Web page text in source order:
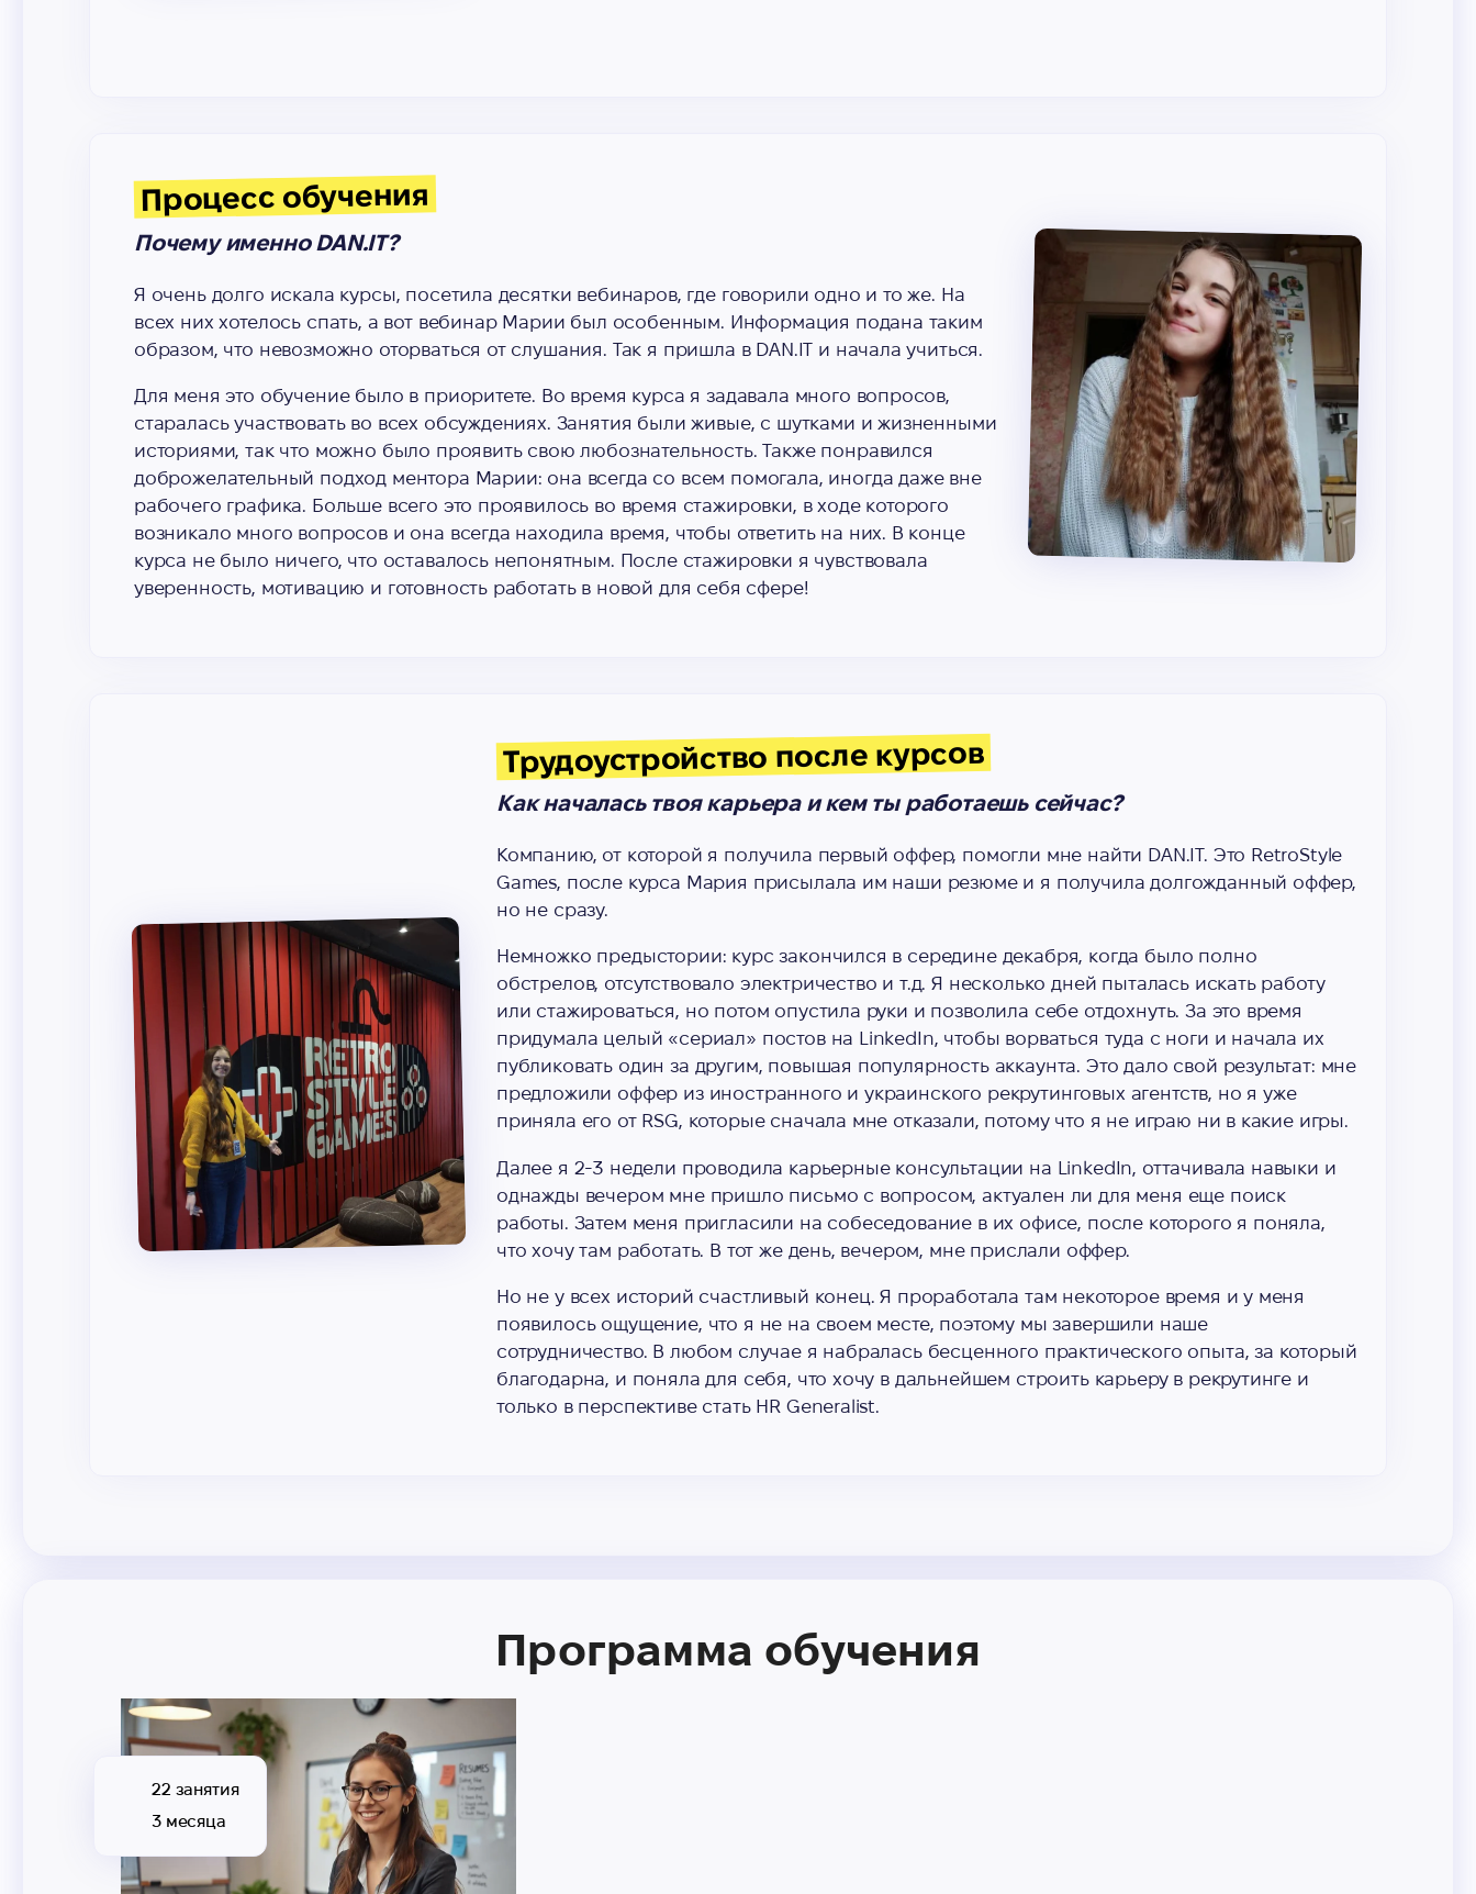
Процесс обучения
Почему именно DAN.IT?
Я очень долго искала курсы, посетила десятки вебинаров, где говорили одно и то же. На
всех них хотелось спать, а вот вебинар Марии был особенным. Информация подана таким
образом, что невозможно оторваться от слушания. Так я пришла в DAN.IT и начала учиться.
Для меня это обучение было в приоритете. Во время курса я задавала много вопросов,
старалась участвовать во всех обсуждениях. Занятия были живые, с шутками и жизненными
историями, так что можно было проявить свою любознательность. Также понравился
доброжелательный подход ментора Марии: она всегда со всем помогала, иногда даже вне
рабочего графика. Больше всего это проявилось во время стажировки, в ходе которого
возникало много вопросов и она всегда находила время, чтобы ответить на них. В конце
курса не было ничего, что оставалось непонятным. После стажировки я чувствовала
уверенность, мотивацию и готовность работать в новой для себя сфере!
Трудоустройство после курсов
Как началась твоя карьера и кем ты работаешь сейчас?
Компанию, от которой я получила первый оффер, помогли мне найти DAN.IT. Это RetroStyle
Games, после курса Мария присылала им наши резюме и я получила долгожданный оффер,
но не сразу.
Немножко предыстории: курс закончился в середине декабря, когда было полно
обстрелов, отсутствовало электричество и т.д. Я несколько дней пыталась искать работу
или стажироваться, но потом опустила руки и позволила себе отдохнуть. За это время
придумала целый «сериал» постов на LinkedIn, чтобы ворваться туда с ноги и начала их
публиковать один за другим, повышая популярность аккаунта. Это дало свой результат: мне
предложили оффер из иностранного и украинского рекрутинговых агентств, но я уже
приняла его от RSG, которые сначала мне отказали, потому что я не играю ни в какие игры.
Далее я 2-3 недели проводила карьерные консультации на LinkedIn, оттачивала навыки и
однажды вечером мне пришло письмо с вопросом, актуален ли для меня еще поиск
работы. Затем меня пригласили на собеседование в их офисе, после которого я поняла,
что хочу там работать. В тот же день, вечером, мне прислали оффер.
Но не у всех историй счастливый конец. Я проработала там некоторое время и у меня
появилось ощущение, что я не на своем месте, поэтому мы завершили наше
сотрудничество. В любом случае я набралась бесценного практического опыта, за который
благодарна, и поняла для себя, что хочу в дальнейшем строить карьеру в рекрутинге и
только в перспективе стать HR Generalist.
Программа обучения
22 занятия
3 месяца